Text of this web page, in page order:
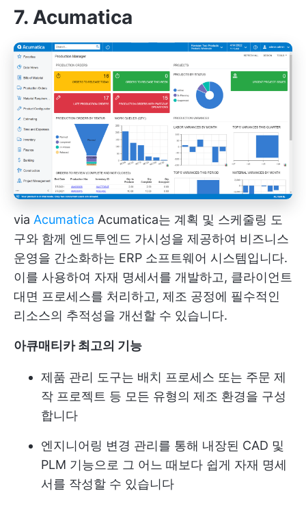
7. Acumatica
via Acumatica Acumatica는 계획 및 스케줄링 도
구와 함께 엔드투엔드 가시성을 제공하여 비즈니스
운영을 간소화하는 ERP 소프트웨어 시스템입니다.
이를 사용하여 자재 명세서를 개발하고, 클라이언트
대면 프로세스를 처리하고, 제조 공정에 필수적인
리소스의 추적성을 개선할 수 있습니다.
아큐매티카 최고의 기능
제품 관리 도구는 배치 프로세스 또는 주문 제
작 프로젝트 등 모든 유형의 제조 환경을 구성
합니다
엔지니어링 변경 관리를 통해 내장된 CAD 및
PLM 기능으로 그 어느 때보다 쉽게 자재 명세
서를 작성할 수 있습니다